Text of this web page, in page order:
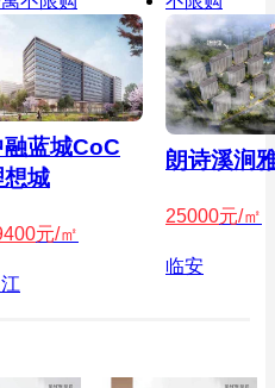
融蓝城CoC
想城
元/㎡
朗诗溪涧
25000元/㎡
临安